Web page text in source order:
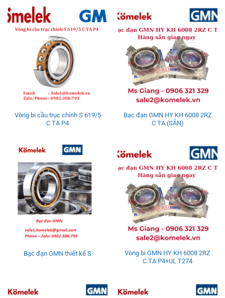
Vòng bi cầu trục chính S 619/5
C TA P4
Bạc đạn GMN HY KH 6008 2RZ
C TA (SẴN)
Bạc đạn GMN thiết kế S
Vòng bi GMN HY KH 6008 2RZ
C TA P4+UL T274